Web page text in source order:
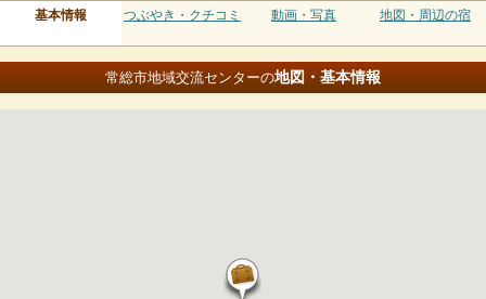
基本情報 つぶやき・クチコミ 動画・写真 地図・周辺の宿
常総市地域交流センターの地図・基本情報